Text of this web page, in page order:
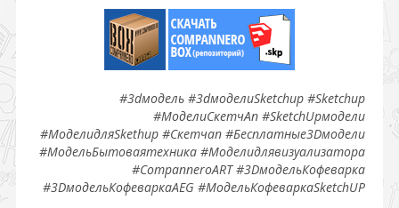
#3dмодель #3dмоделиSketchup #Sketchup
#МоделиСкетчАп #SketchUpмодели
#МоделидляSkethup #Скетчап #Бесплатные3Dмодели
#МодельБытоваятехника #Моделидлявизуализатора
#CompanneroART #3DмодельКофеварка
#3DмодельКофеваркаAEG #МодельКофеваркаSketchUP